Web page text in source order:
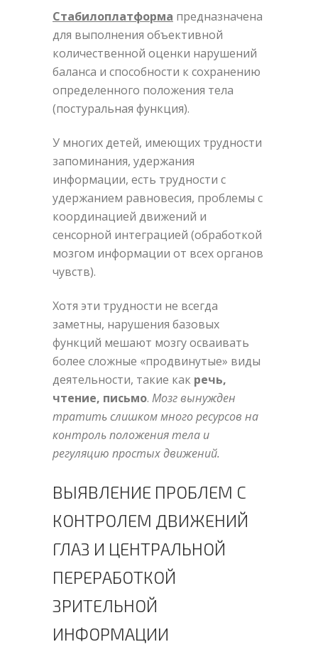
Стабилоплатформа предназначена
для выполнения объективной
количественной оценки нарушений
баланса и способности к сохранению
определенного положения тела
(постуральная функция).
У многих детей, имеющих трудности
запоминания, удержания
информации, есть трудности с
удержанием равновесия, проблемы с
координацией движений и
сенсорной интеграцией (обработкой
мозгом информации от всех органов
чувств).
Хотя эти трудности не всегда
заметны, нарушения базовых
функций мешают мозгу осваивать
более сложные «продвинутые» виды
деятельности, такие как речь,
чтение, письмо. Мозг вынужден
тратить слишком много ресурсов на
контроль положения тела и
регуляцию простых движений.
ВЫЯВЛЕНИЕ ПРОБЛЕМ С
КОНТРОЛЕМ ДВИЖЕНИЙ
ГЛАЗ И ЦЕНТРАЛЬНОЙ
ПЕРЕРАБОТКОЙ
ЗРИТЕЛЬНОЙ
ИНФОРМАЦИИ